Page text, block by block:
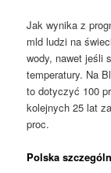
Jak wynika z
mld ludzi na
wody, nawet jeśli
temperatury. Na
to dotyczyć 100
kolejnych 25 lat
proc.
Polska